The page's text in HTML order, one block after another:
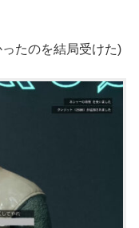
たのを結局受けた)